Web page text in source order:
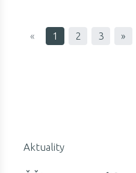
« 1 2 3 »
Aktuality